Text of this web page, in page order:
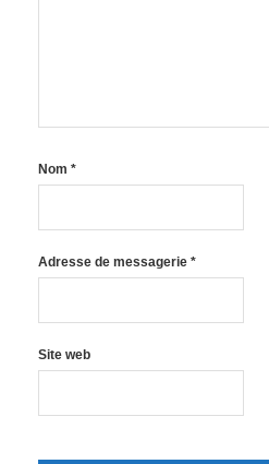
Nom *
Adresse de messagerie *
Site web